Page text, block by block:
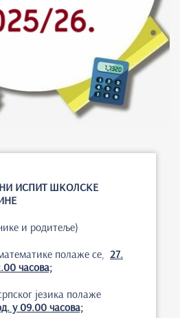
ИСПИТ ШКОЛСКЕ
и родитеље)
полаже се, 27.
часова;
језика полаже
у 09.00 часова;